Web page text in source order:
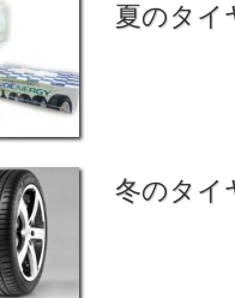
夏のタイ
冬のタイ